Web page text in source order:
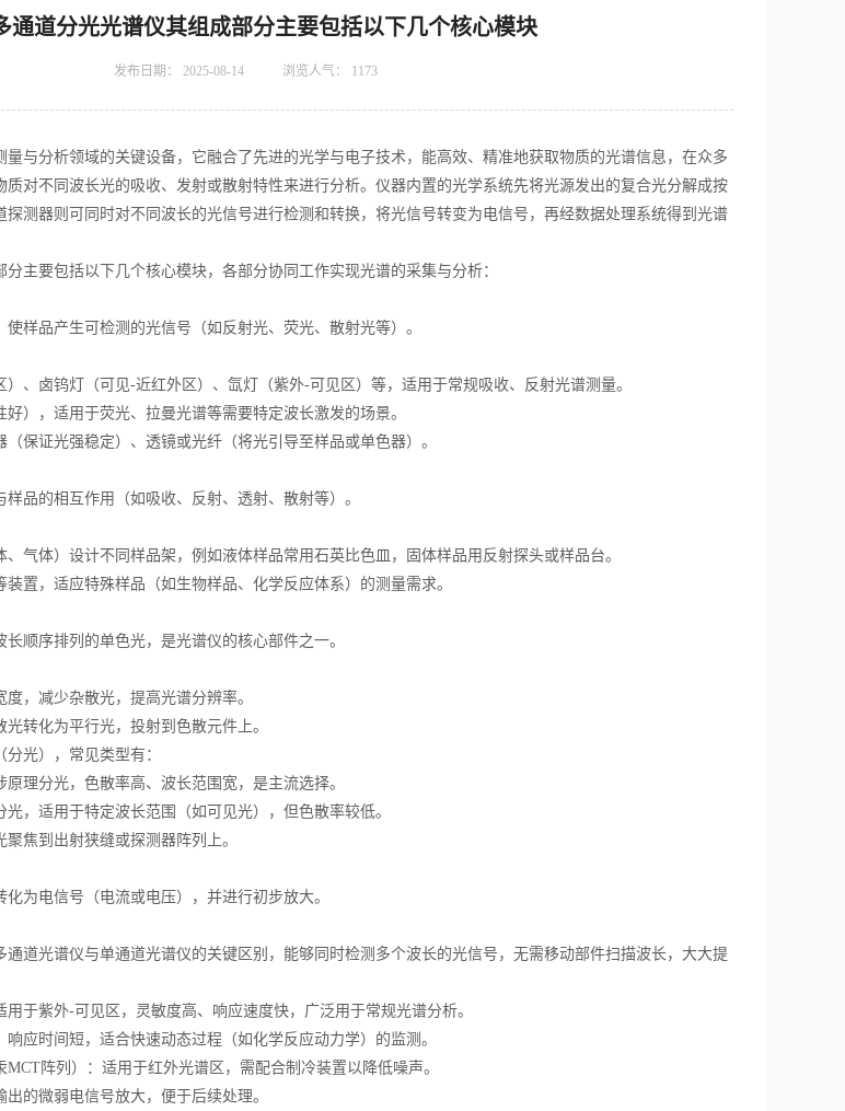
通道分光光谱仪其组成部分主要包括以下几个核心模块
发布日期： 2025-08-14 浏览人气： 1173
量与分析领域的关键设备，它融合了先进的光学与电子技术，能高效、精准地获取物质的光谱信息，在众多
质对不同波长光的吸收、发射或散射特性来进行分析。仪器内置的光学系统先将光源发出的复合光分解成按
探测器则可同时对不同波长的光信号进行检测和转换，将光信号转变为电信号，再经数据处理系统得到光谱
分主要包括以下几个核心模块，各部分协同工作实现光谱的采集与分析：
品产生可检测的光信号（如反射光、荧光、散射光等）。
卤钨灯（可见-近红外区）、氙灯（紫外-可见区）等，适用于常规吸收、反射光谱测量。
，适用于荧光、拉曼光谱等需要特定波长激发的场景。
证光强稳定）、透镜或光纤（将光引导至样品或单色器）。
的相互作用（如吸收、反射、透射、散射等）。
体）设计不同样品架，例如液体样品常用石英比色皿，固体样品用反射探头或样品台。
，适应特殊样品（如生物样品、化学反应体系）的测量需求。
序排列的单色光，是光谱仪的核心部件之一。
减少杂散光，提高光谱分辨率。
化为平行光，投射到色散元件上。
光），常见类型有：
分光，色散率高、波长范围宽，是主流选择。
适用于特定波长范围（如可见光），但色散率较低。
焦到出射狭缝或探测器阵列上。
电信号（电流或电压），并进行初步放大。
光谱仪与单通道光谱仪的关键区别，能够同时检测多个波长的光信号，无需移动部件扫描波长，大大提
紫外-可见区，灵敏度高、响应速度快，广泛用于常规光谱分析。
时间短，适合快速动态过程（如化学反应动力学）的监测。
阵列）：适用于红外光谱区，需配合制冷装置以降低噪声。
微弱电信号放大，便于后续处理。